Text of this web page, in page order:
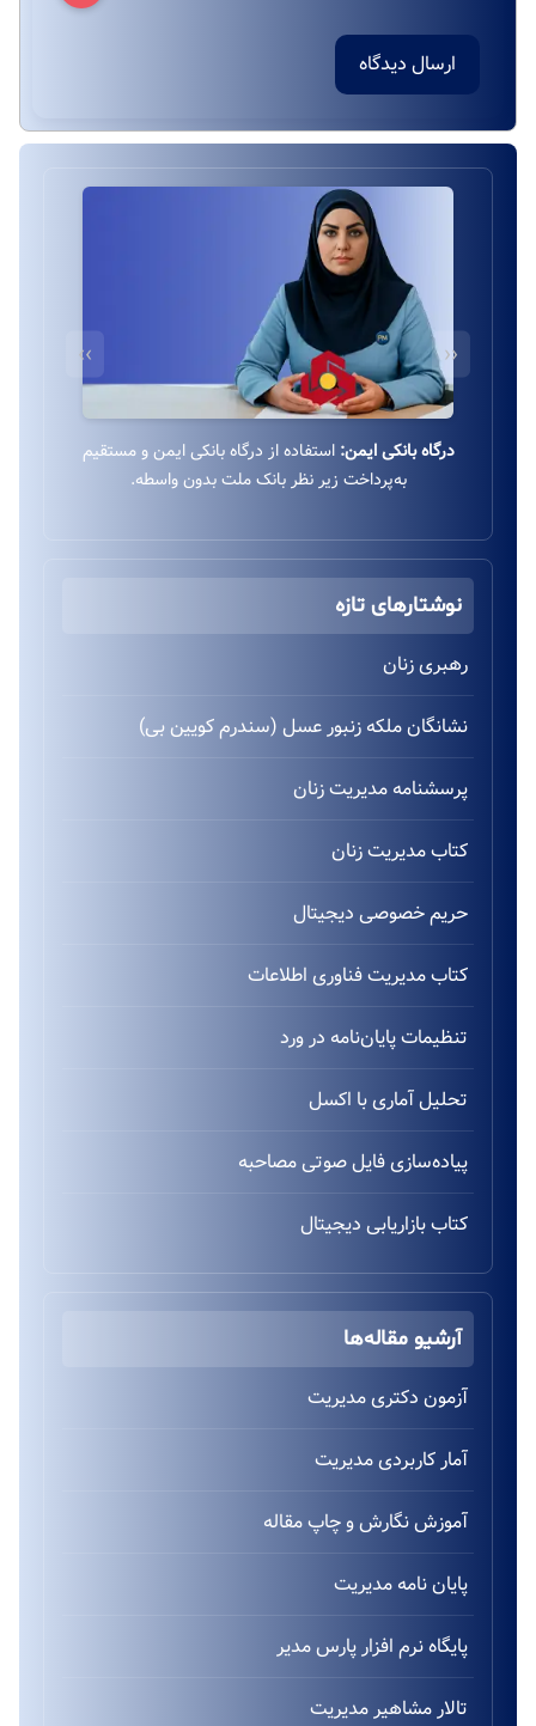
ارسال دیدگاه
درگاه بانکی ایمن: استفاده از درگاه بانکی ایمن و مستقیم
به‌پرداخت زیر نظر بانک ملت بدون واسطه.
‹‹
››
نوشتارهای تازه
رهبری زنان
نشانگان ملکه زنبور عسل (سندرم کویین بی)
پرسشنامه مدیریت زنان
کتاب مدیریت زنان
حریم خصوصی دیجیتال
کتاب مدیریت فناوری اطلاعات
تنظیمات پایان‌نامه در ورد
تحلیل آماری با اکسل
پیاده‌سازی فایل صوتی مصاحبه
کتاب بازاریابی دیجیتال
آرشیو مقاله‌ها
آزمون دکتری مدیریت
آمار کاربردی مدیریت
آموزش نگارش و چاپ مقاله
پایان نامه مدیریت
پایگاه نرم افزار پارس مدیر
تالار مشاهیر مدیریت